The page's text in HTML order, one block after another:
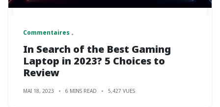
Commentaires
In Search of the Best Gaming
Laptop in 2023? 5 Choices to
Review
MAI 18, 2023 6 MINS READ 5,427 VUES